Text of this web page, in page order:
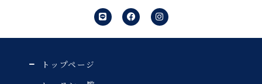
L
i
n
e
F
a
c
e
I
n
s
t
トップページ